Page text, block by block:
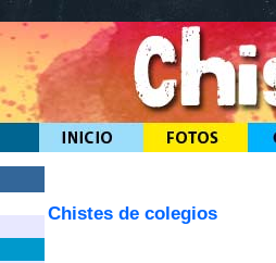
Chistes de colegios